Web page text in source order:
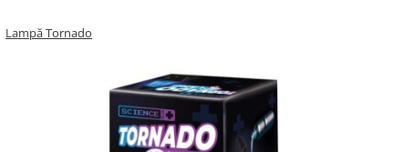
Lampă Tornado